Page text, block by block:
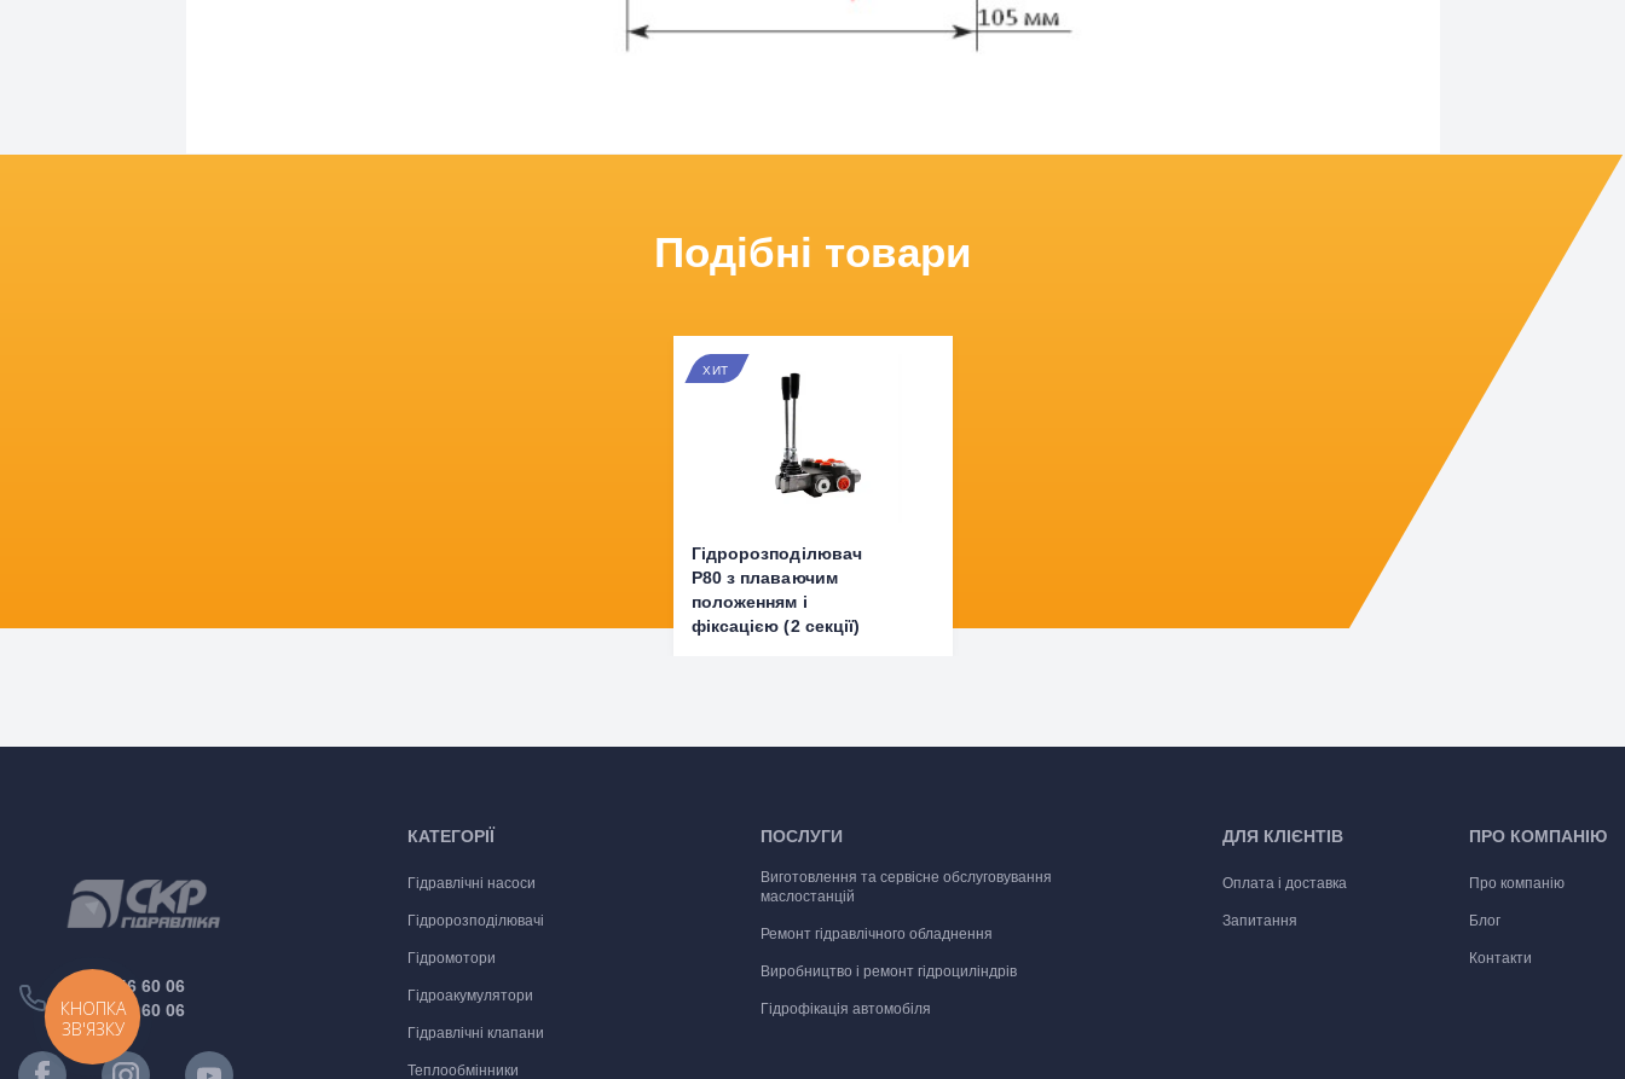
Подібні товари
ХИТ
Гідророзподілювач
P80 з плаваючим
положенням і
фіксацією (2 секції)
(097) 046 60 06
(066) 048 60 06
КАТЕГОРІЇ
Гідравлічні насоси
Гідророзподілювачі
Гідромотори
Гідроакумулятори
Гідравлічні клапани
Теплообмінники
ПОСЛУГИ
Виготовлення та сервісне обслуговування
маслостанцій
Ремонт гідравлічного обладнення
Виробництво і ремонт гідроциліндрів
Гідрофікація автомобіля
ДЛЯ КЛІЄНТІВ
Оплата і доставка
Запитання
ПРО КОМПАНІЮ
Про компанію
Блог
Контакти
КНОПКА
ЗВ'ЯЗКУ